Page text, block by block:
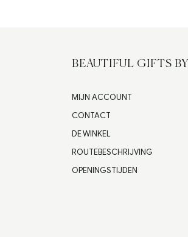
BEAUTIFUL GIFTS BY
MIJN ACCOUNT
CONTACT
DE WINKEL
ROUTEBESCHRIJVING
OPENINGSTIJDEN